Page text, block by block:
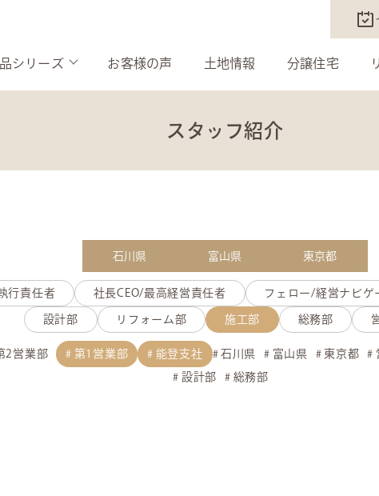
シリーズ お客様の声 土地情報 分譲住宅
スタッフ紹介
石川県 富山県 東京都
行責任者 社長CEO/最高経営責任者 フェロー/経営ナビゲ
設計部 リフォーム部 施工部 総務部
2営業部 第1営業部 能登支社 石川県 富山県 東京都
設計部 総務部